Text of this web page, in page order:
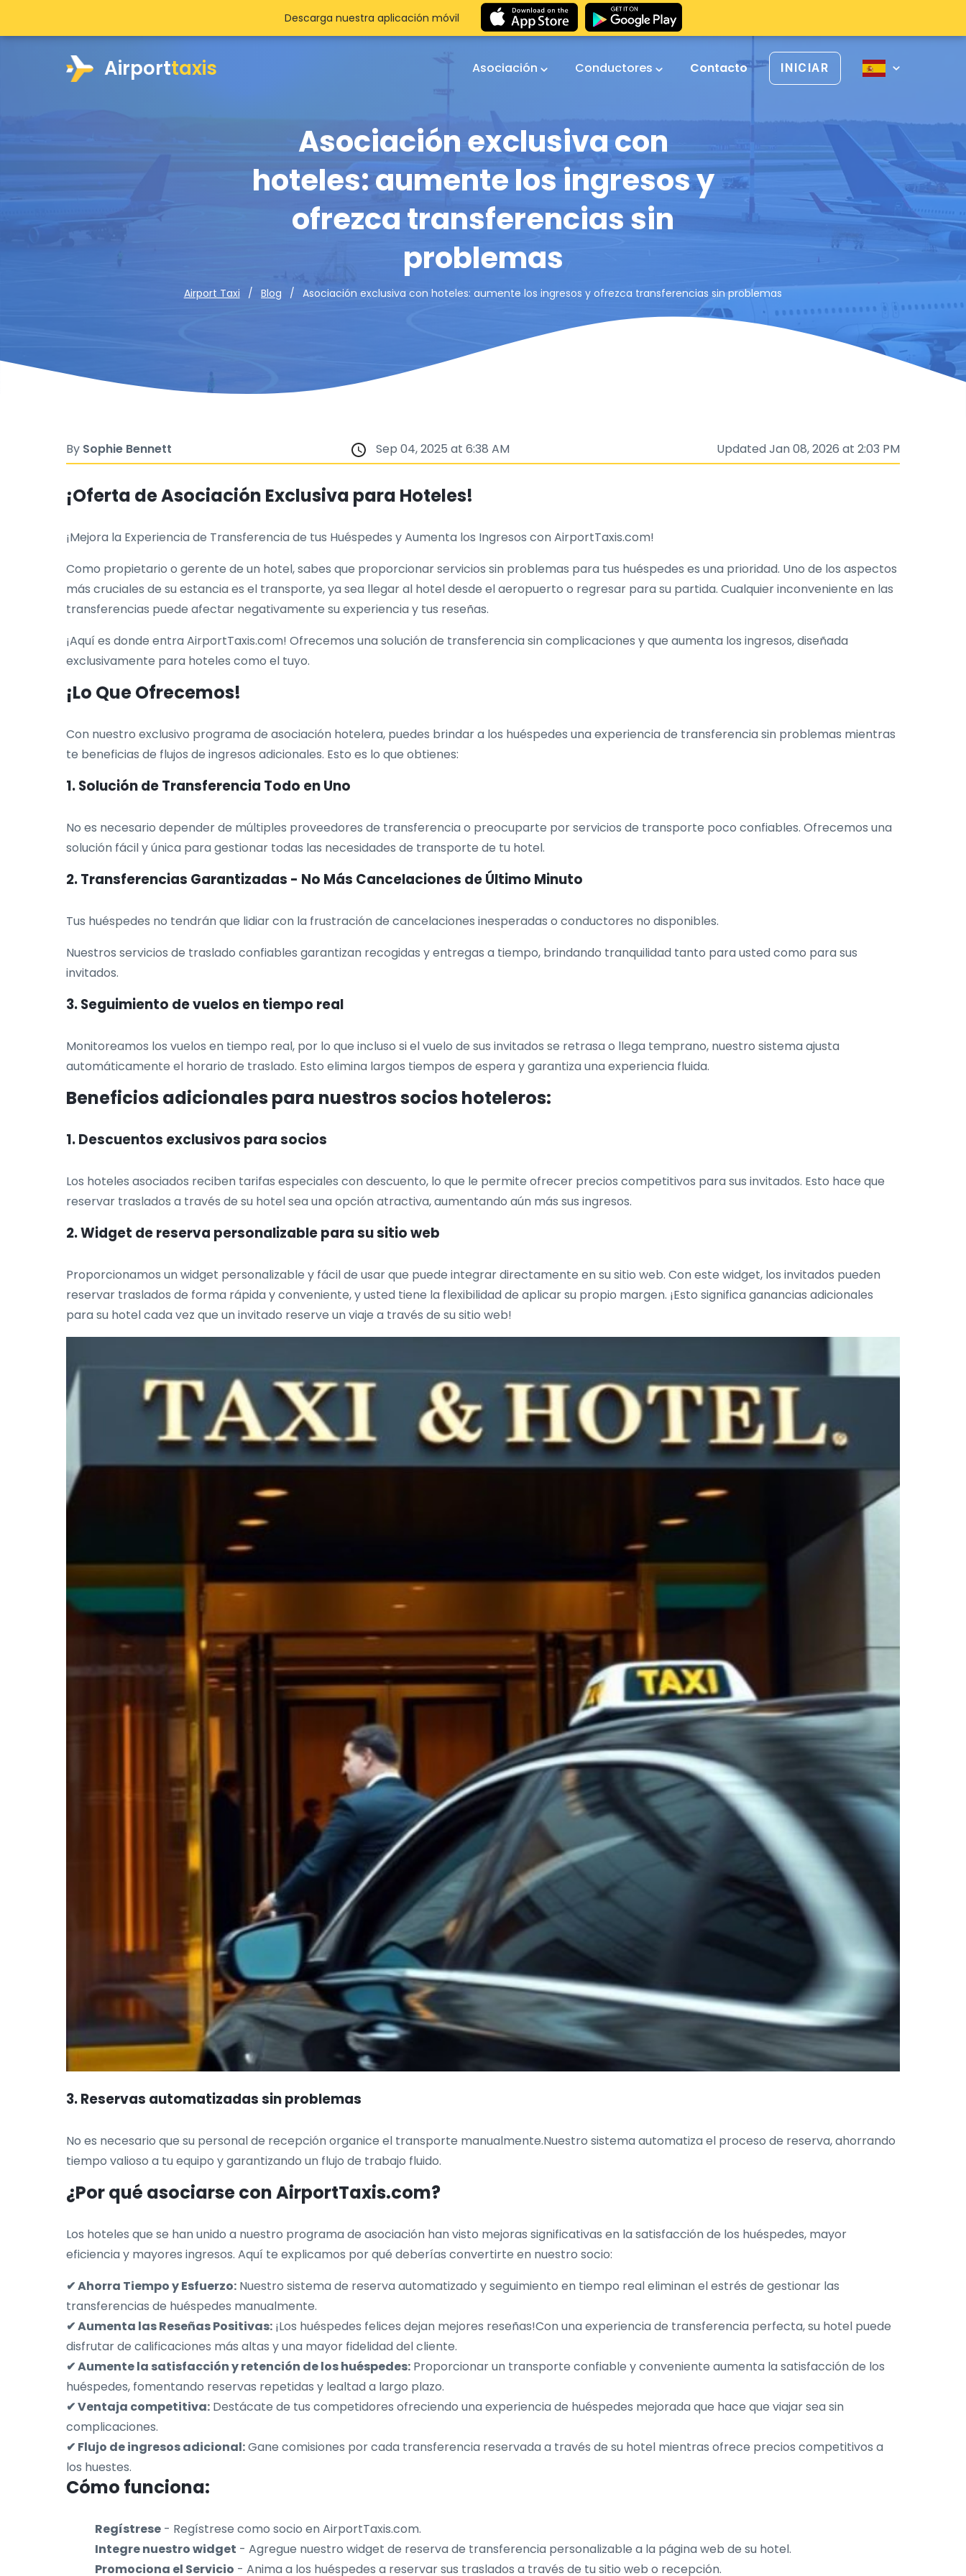
Airporttaxis Asociación Conductores Contacto INICIAR
Asociación exclusiva con
hoteles: aumente los ingresos y
ofrezca transferencias sin
problemas
Airport Taxi Blog Asociación exclusiva con hoteles: aumente los ingresos y ofrezca transferencias sin problemas
Descarga nuestra aplicación móvil
By Sophie Bennett Sep 04, 2025 at 6:38 AM Updated Jan 08, 2026 at 2:03 PM
¡Oferta de Asociación Exclusiva para Hoteles!
¡Mejora la Experiencia de Transferencia de tus Huéspedes y Aumenta los Ingresos con AirportTaxis.com!
Como propietario o gerente de un hotel, sabes que proporcionar servicios sin problemas para tus huéspedes es una prioridad. Uno de los aspectos
más cruciales de su estancia es el transporte, ya sea llegar al hotel desde el aeropuerto o regresar para su partida. Cualquier inconveniente en las
transferencias puede afectar negativamente su experiencia y tus reseñas.
¡Aquí es donde entra AirportTaxis.com! Ofrecemos una solución de transferencia sin complicaciones y que aumenta los ingresos, diseñada
exclusivamente para hoteles como el tuyo.
¡Lo Que Ofrecemos!
Con nuestro exclusivo programa de asociación hotelera, puedes brindar a los huéspedes una experiencia de transferencia sin problemas mientras
te beneficias de flujos de ingresos adicionales. Esto es lo que obtienes:
1. Solución de Transferencia Todo en Uno
No es necesario depender de múltiples proveedores de transferencia o preocuparte por servicios de transporte poco confiables. Ofrecemos una
solución fácil y única para gestionar todas las necesidades de transporte de tu hotel.
2. Transferencias Garantizadas - No Más Cancelaciones de Último Minuto
Tus huéspedes no tendrán que lidiar con la frustración de cancelaciones inesperadas o conductores no disponibles.
Nuestros servicios de traslado confiables garantizan recogidas y entregas a tiempo, brindando tranquilidad tanto para usted como para sus
invitados.
3. Seguimiento de vuelos en tiempo real
Monitoreamos los vuelos en tiempo real, por lo que incluso si el vuelo de sus invitados se retrasa o llega temprano, nuestro sistema ajusta
automáticamente el horario de traslado. Esto elimina largos tiempos de espera y garantiza una experiencia fluida.
Beneficios adicionales para nuestros socios hoteleros:
1. Descuentos exclusivos para socios
Los hoteles asociados reciben tarifas especiales con descuento, lo que le permite ofrecer precios competitivos para sus invitados. Esto hace que
reservar traslados a través de su hotel sea una opción atractiva, aumentando aún más sus ingresos.
2. Widget de reserva personalizable para su sitio web
Proporcionamos un widget personalizable y fácil de usar que puede integrar directamente en su sitio web. Con este widget, los invitados pueden
reservar traslados de forma rápida y conveniente, y usted tiene la flexibilidad de aplicar su propio margen. ¡Esto significa ganancias adicionales
para su hotel cada vez que un invitado reserve un viaje a través de su sitio web!
3. Reservas automatizadas sin problemas
No es necesario que su personal de recepción organice el transporte manualmente.Nuestro sistema automatiza el proceso de reserva, ahorrando
tiempo valioso a tu equipo y garantizando un flujo de trabajo fluido.
¿Por qué asociarse con AirportTaxis.com?
Los hoteles que se han unido a nuestro programa de asociación han visto mejoras significativas en la satisfacción de los huéspedes, mayor
eficiencia y mayores ingresos. Aquí te explicamos por qué deberías convertirte en nuestro socio:
✔ Ahorra Tiempo y Esfuerzo: Nuestro sistema de reserva automatizado y seguimiento en tiempo real eliminan el estrés de gestionar las
transferencias de huéspedes manualmente.
✔ Aumenta las Reseñas Positivas: ¡Los huéspedes felices dejan mejores reseñas!Con una experiencia de transferencia perfecta, su hotel puede
disfrutar de calificaciones más altas y una mayor fidelidad del cliente.
✔ Aumente la satisfacción y retención de los huéspedes: Proporcionar un transporte confiable y conveniente aumenta la satisfacción de los
huéspedes, fomentando reservas repetidas y lealtad a largo plazo.
✔ Ventaja competitiva: Destácate de tus competidores ofreciendo una experiencia de huéspedes mejorada que hace que viajar sea sin
complicaciones.
✔ Flujo de ingresos adicional:Gane comisiones por cada transferencia reservada a través de su hotel mientras ofrece precios competitivos a
los huestes.
Cómo funciona:
Regístrese - Regístrese como socio en AirportTaxis.com.
Integre nuestro widget - Agregue nuestro widget de reserva de transferencia personalizable a la página web de su hotel.
Promociona el Servicio - Anima a los huéspedes a reservar sus traslados a través de tu sitio web o recepción.